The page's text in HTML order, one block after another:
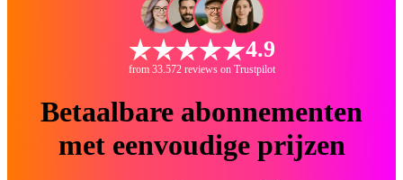
4.9
from 33.572 reviews on Trustpilot
Betaalbare abonnementen
met eenvoudige prijzen